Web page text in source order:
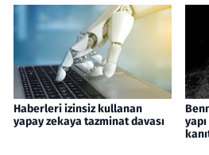
Haberleri izinsiz kullanan
yapay zekaya tazminat davası